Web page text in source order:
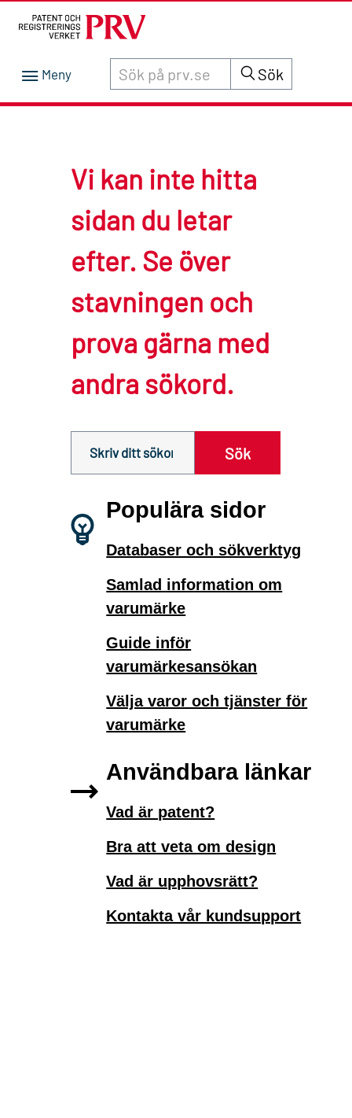
Sök innehåll på siten prv.se Sök
Vi kan inte hitta
sidan du letar
efter. Se över
stavningen och
prova gärna med
andra sökord.
Sök
Populära sidor
Databaser och sökverktyg
Samlad information om
varumärke
Guide inför
varumärkesansökan
Välja varor och tjänster för
varumärke
Användbara länkar
Vad är patent?
Bra att veta om design
Vad är upphovsrätt?
Kontakta vår kundsupport